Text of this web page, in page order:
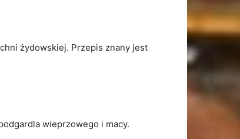
żydowskiej. Przepis znany jest
wieprzowego i macy.